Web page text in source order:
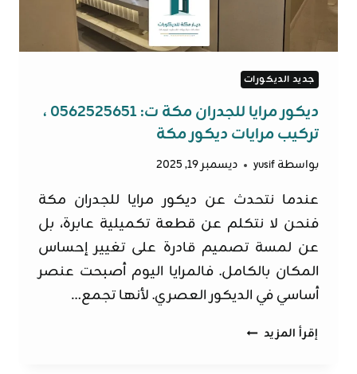
جديد الديكورات
ديكور مرايا للجدران مكة ت: 0562525651 ،
تركيب مرايات ديكور مكة
بواسطةyusif ديسمبر 19, 2025
عندما نتحدث عن ديكور مرايا للجدران مكة
فنحن لا نتكلم عن قطعة تكميلية عابرة، بل
عن لمسة تصميم قادرة على تغيير إحساس
المكان بالكامل. فالمرايا اليوم أصبحت عنصر
أساسي في الديكور العصري. لأنها تجمع…
إقرأ المزيد ديكور